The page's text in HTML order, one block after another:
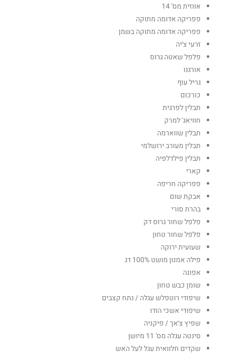
אווזית מס' 14
פפריקה אדומה מתוקה
פפריקה אדומה מתוקה בשמן
זרעי צ׳יה
פלפל שאטה גרוס
אורגנו
גריל עוף
כורכום
תבלין לפרגית
חוויאג' למרק
תבלין שווארמה
תבלין מעורב ירושלמי
תבלין פילדלפיה
קארי
פפריקה חריפה
אבקת שום
בהרת סורי
פלפל שחור גרוס דק
פלפל שחור טחון
שעועית ירוקה
פילה אמנון מושט 100% דג
אפונה
שומן כבש טחון
שיפודי רוטפלש עגלה / נתח קצבים
שיפודי אשכי הודו
שפיץ צ׳אך / פיקניה
סינטה עגלה מס' 11 מיושן
שקדים חלוואית עגל לעל האש